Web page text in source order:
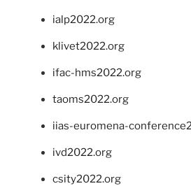
ialp2022.org
klivet2022.org
ifac-hms2022.org
taoms2022.org
iias-euromena-
ivd2022.org
csity2022.org